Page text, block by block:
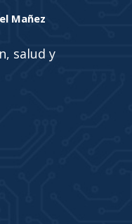
Mañez
salud y